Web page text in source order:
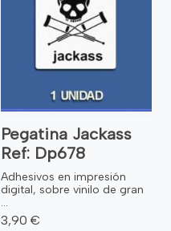
Pegatina Jackass
Ref: Dp678
Adhesivos en impresión
digital, sobre vinilo de gran
...
3,90 €